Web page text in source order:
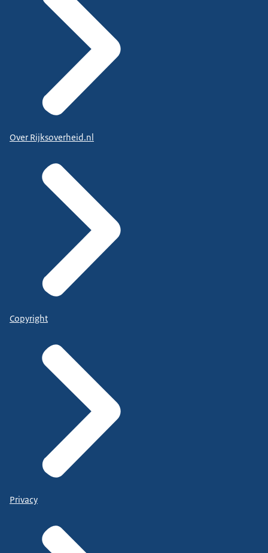
Over Rijksoverheid.nl
Copyright
Privacy